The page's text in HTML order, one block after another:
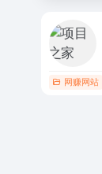
网赚网站